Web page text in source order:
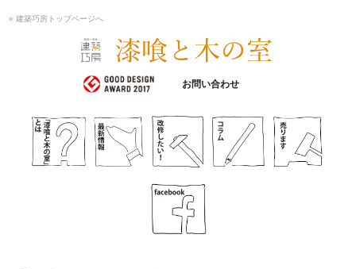
漆喰と木の室
お問い合わせ
« 建築巧房トップページへ